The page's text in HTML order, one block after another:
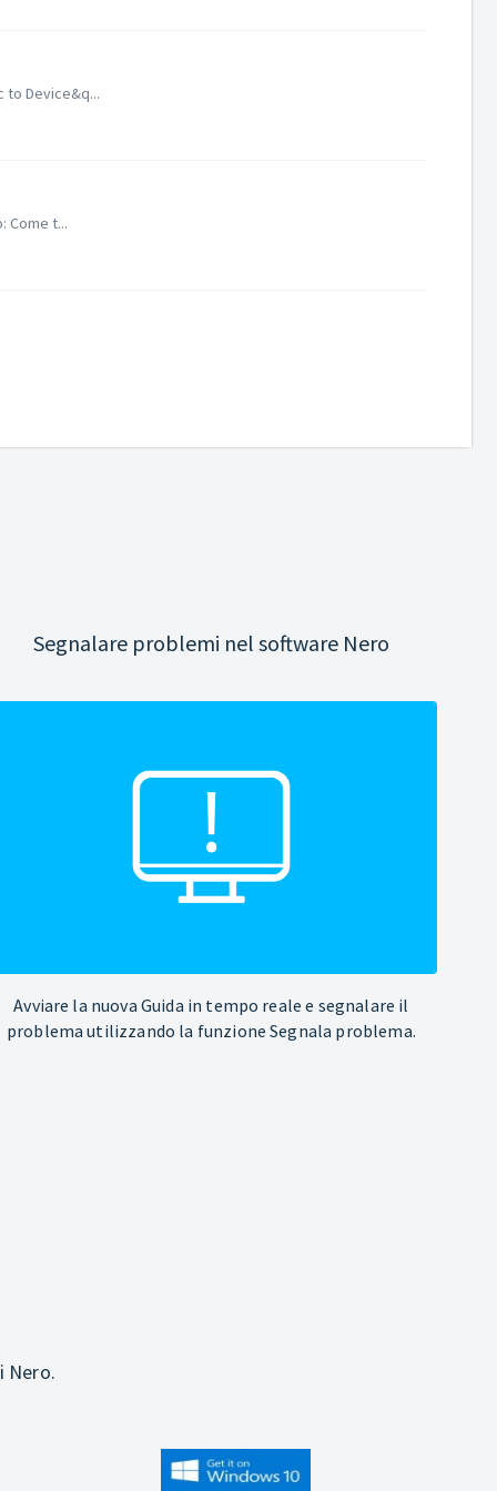
Device&q...
Come t...
Segnalare problemi nel software Nero
Avviare la nuova Guida in tempo reale e segnalare il
problema utilizzando la funzione Segnala problema.
Nero.